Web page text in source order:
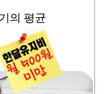
의 평균